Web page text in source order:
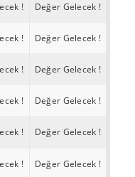
! Değer Gelecek !
! Değer Gelecek !
! Değer Gelecek !
! Değer Gelecek !
! Değer Gelecek !
! Değer Gelecek !